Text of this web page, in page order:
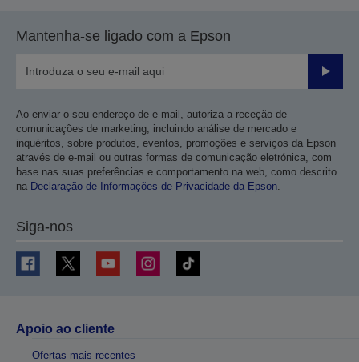
Mantenha-se ligado com a Epson
Enviar
Ao enviar o seu endereço de e-mail, autoriza a receção de
comunicações de marketing, incluindo análise de mercado e
inquéritos, sobre produtos, eventos, promoções e serviços da Epson
através de e-mail ou outras formas de comunicação eletrónica, com
base nas suas preferências e comportamento na web, como descrito
na Declaração de Informações de Privacidade da Epson.
Siga-nos
Apoio ao cliente
Ofertas mais recentes